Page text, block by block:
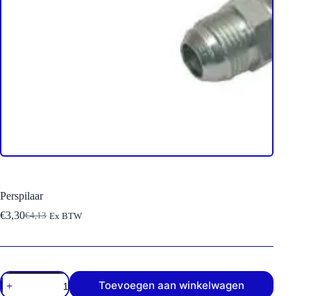
Perspilaar
€4,13
Oorspronkelijke
was:
€3,30Huidige
is:
Ex BTW
Perspilaar
aantal
Toevoegen aan winkelwagen